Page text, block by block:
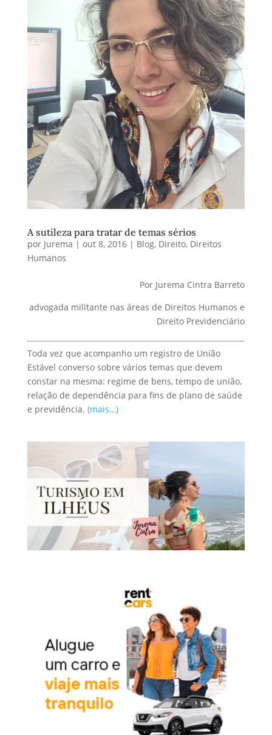
A sutileza para tratar de temas sérios
por Jurema | out 8, 2016| Blog, Direito, Direitos
Humanos
Por Jurema Cintra Barreto
advogada militante nas áreas de Direitos Humanos e
Direito Previdenciário
Toda vez que acompanho um registro de União
Estável converso sobre vários temas que devem
constar na mesma: regime de bens, tempo de união,
relação de dependência para fins de plano de saúde
e previdência. (mais…)